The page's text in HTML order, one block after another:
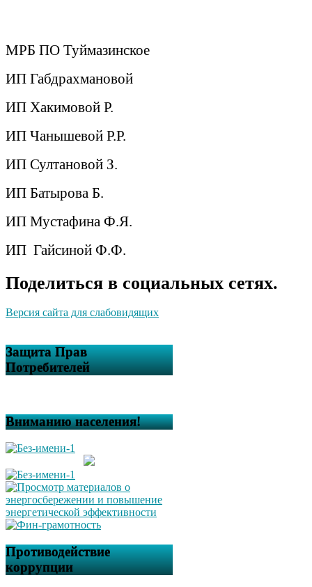
МРБ ПО Туймазинское
ИП Габдрахмановой
ИП Хакимовой Р.
ИП Чанышевой Р.Р.
ИП Султановой З.
ИП Батырова Б.
ИП Мустафина Ф.Я.
ИП Гайсиной Ф.Ф.
Поделиться в социальных сетях.
Версия сайта для слабовидящих
Защита Прав
Потребителей
Вниманию населения!
Противодействие
коррупции